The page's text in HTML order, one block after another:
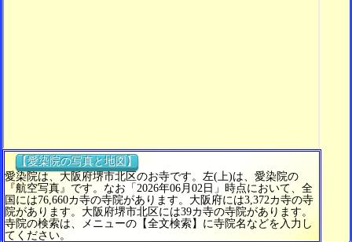
【愛染院の写真と地図】
愛染院は、大阪府堺市北区のお寺です。左(上)は、愛染院の
『航空写真』です。なお「2026年06月02日」時点において、全
国には76,660カ寺の寺院があります。大阪府には3,372カ寺の寺
院があります。大阪府堺市北区には39カ寺の寺院があります。
寺院の検索は、メニューの【全文検索】に寺院名などを入力し
てください。